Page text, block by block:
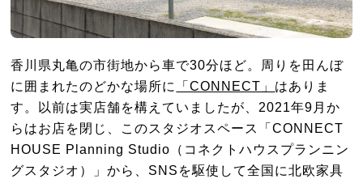
香川県丸亀の市街地から車で30分ほど。周りを田んぼ
に囲まれたのどかな場所に
「CONNECT」 はありま
す。以前は実店舗を構えていましたが、2021年9月か
らはお店を閉じ、このスタジオスペース「CONNECT
HOUSE Planning Studio（コネクトハウスプランニン
グスタジオ）」から、SNSを駆使して全国に北欧家具